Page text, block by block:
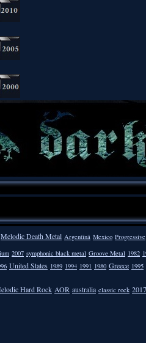
Melodic Death Metal Argentīnā Mexico Progressive
2007 symphonic black metal Groove Metal 1982
United States 1989 1994 1991 1980 Greece 1995
Hard Rock AOR australia classic rock 2017